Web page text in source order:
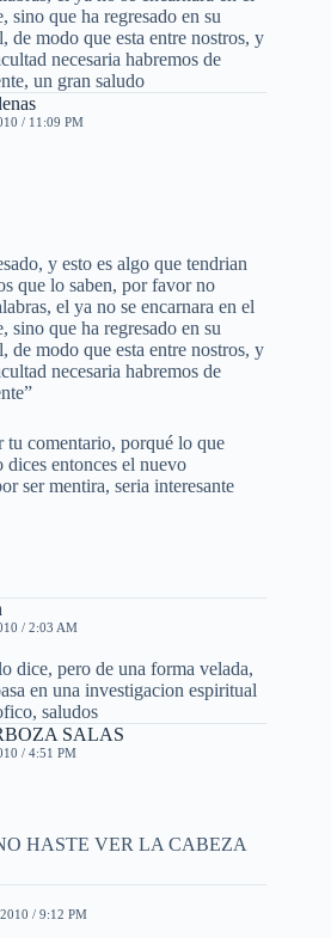
sino que ha regresado en su
de modo que esta entre nostros, y
necesaria habremos de
un gran saludo
/ 11:09 PM
y esto es algo que tendrian
que lo saben, por favor no
el ya no se encarnara en el
sino que ha regresado en su
de modo que esta entre nostros, y
necesaria habremos de
tu comentario, porqué lo que
dices entonces el nuevo
ser mentira, seria interesante
/ 2:03 AM
dice, pero de una forma velada,
en una investigacion espiritual
saludos
SALAS
/ 4:51 PM
HASTE VER LA CABEZA
/ 9:12 PM